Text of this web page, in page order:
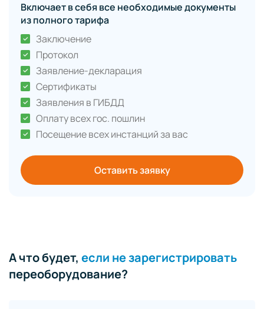
Включает в себя все необходимые документы
из полного тарифа
Заключение
Протокол
Заявление-декларация
Сертификаты
Заявления в ГИБДД
Оплату всех гос. пошлин
Посещение всех инстанций за вас
Оставить заявку
А что будет, если не зарегистрировать
переоборудование?